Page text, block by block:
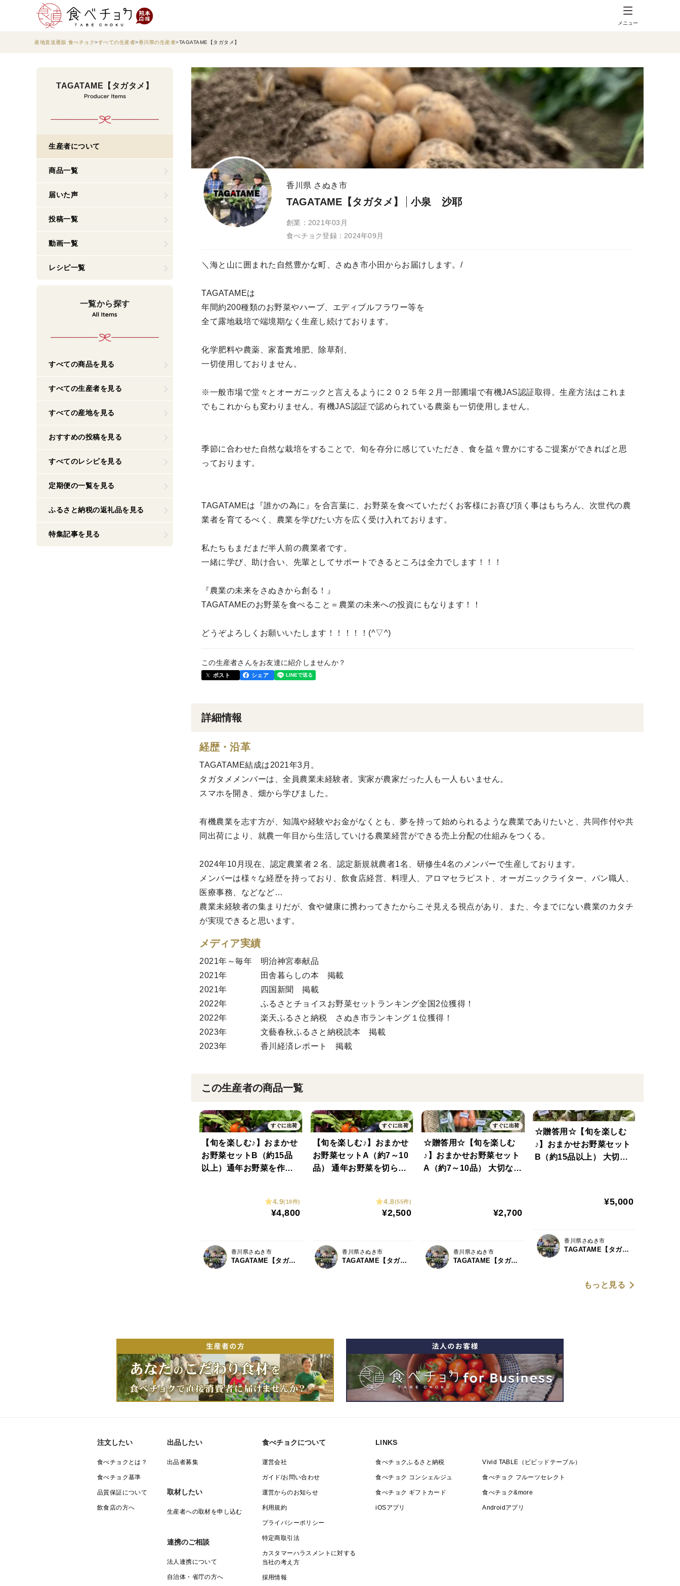
メニュー
産地直送通販 食べチョク すべての生産者 香川県の生産者 TAGATAME【タガタメ】
香川県 さぬき市
TAGATAME【タガタメ】 小泉 沙耶
創業：2021年03月
食べチョク登録：2024年09月
＼海と山に囲まれた自然豊かな町、さぬき市小田からお届けします。/
TAGATAMEは
年間約200種類のお野菜やハーブ、エディブルフラワー等を
全て露地栽培で端境期なく生産し続けております。
化学肥料や農薬、家畜糞堆肥、除草剤、
一切使用しておりません。
※一般市場で堂々とオーガニックと言えるように２０２５年２月一部圃場で有機JAS認証取得。生産方法はこれま
でもこれからも変わりません。有機JAS認証で認められている農薬も一切使用しません。
季節に合わせた自然な栽培をすることで、旬を存分に感じていただき、食を益々豊かにするご提案ができればと思
っております。
TAGATAMEは『誰かの為に』を合言葉に、お野菜を食べていただくお客様にお喜び頂く事はもちろん、次世代の農
業者を育てるべく、農業を学びたい方を広く受け入れております。
私たちもまだまだ半人前の農業者です。
一緒に学び、助け合い、先輩としてサポートできるところは全力でします！！！
『農業の未来をさぬきから創る！』
TAGATAMEのお野菜を食べること＝農業の未来への投資にもなります！！
どうぞよろしくお願いいたします！！！！！(^▽^)
この生産者さんをお友達に紹介しませんか？
ポスト シェア
詳細情報
経歴・沿革
TAGATAME結成は2021年3月。
タガタメメンバーは、全員農業未経験者。実家が農家だった人も一人もいません。
スマホを開き、畑から学びました。
有機農業を志す方が、知識や経験やお金がなくとも、夢を持って始められるような農業でありたいと、共同作付や共
同出荷により、就農一年目から生活していける農業経営ができる売上分配の仕組みをつくる。
2024年10月現在、認定農業者２名、認定新規就農者1名、研修生4名のメンバーで生産しております。
メンバーは様々な経歴を持っており、飲食店経営、料理人、アロマセラピスト、オーガニックライター、パン職人、
医療事務、などなど…
農業未経験者の集まりだが、食や健康に携わってきたからこそ見える視点があり、また、今までにない農業のカタチ
が実現できると思います。
メディア実績
2021年～毎年 明治神宮奉献品
2021年 田舎暮らしの本 掲載
2021年 四国新聞 掲載
2022年 ふるさとチョイスお野菜セットランキング全国2位獲得！
2022年 楽天ふるさと納税 さぬき市ランキング１位獲得！
2023年 文藝春秋ふるさと納税読本 掲載
2023年 香川経済レポート 掲載
この生産者の商品一覧
すぐに出荷
【旬を楽しむ♪】おまかせ
お野菜セットB（約15品
以上）通年お野菜を作り
4.9(18件)
¥4,800
香川県さぬき市
TAGATAME【タガタメ】
すぐに出荷
【旬を楽しむ♪】おまかせ
お野菜セットA（約7～10
品） 通年お野菜を切らす
能です☺︎ 20時までのご注
4.8(55件)
¥2,500
香川県さぬき市
TAGATAME【タガタメ】
すぐに出荷
☆贈答用☆【旬を楽しむ
♪】おまかせお野菜セット
A（約7～10品） 大切なあ
¥2,700
香川県さぬき市
TAGATAME【タガタメ】
☆贈答用☆【旬を楽しむ
♪】おまかせお野菜セット
B（約15品以上） 大切な
¥5,000
香川県さぬき市
TAGATAME【タガタメ】
もっと見る
TAGATAME【タガタメ】
生産者について
商品一覧
届いた声
投稿一覧
動画一覧
レシピ一覧
一覧から探す
すべての商品を見る
すべての生産者を見る
すべての産地を見る
おすすめの投稿を見る
すべてのレシピを見る
定期便の一覧を見る
ふるさと納税の返礼品を見る
特集記事を見る
注文したい
食べチョクとは？
食べチョク基準
品質保証について
飲食店の方へ
出品したい
出品者募集
取材したい
生産者への取材を申し込む
連携のご相談
法人連携について
自治体・省庁の方へ
食べチョクについて
運営会社
ガイド/お問い合わせ
運営からのお知らせ
利用規約
プライバシーポリシー
特定商取引法
カスタマーハラスメントに対する
当社の考え方
採用情報
LINKS
食べチョクふるさと納税 Vivid TABLE（ビビッドテーブル）
食べチョク コンシェルジュ 食べチョク フルーツセレクト
食べチョク ギフトカード 食べチョク&more
iOSアプリ Androidアプリ